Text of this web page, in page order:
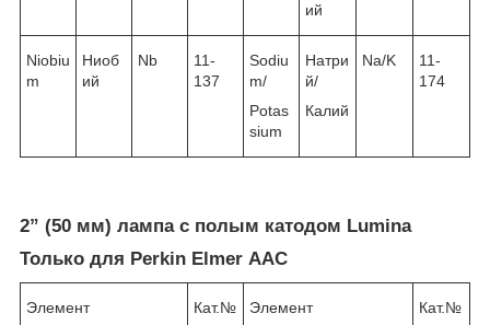
ий
Niobiu
m
Ниоб
ий
Nb
11-
137
Sodiu
m/
Potas
sium
Натри
й/
Калий
Na/K
11-
174
2” (50 мм) лампа с полым катодом Lumina
Только для Perkin Elmer ААС
Элемент Кат.№ Элемент Кат.№